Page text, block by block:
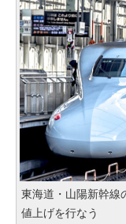
東海道・山陽新幹線
値上げを行なう